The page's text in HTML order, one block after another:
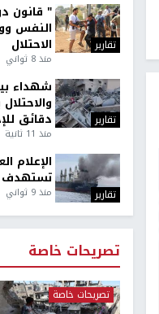
تقارير
" قانون
النفس
الاحتلال
منذ 8 ثواني
تقارير
شهداء
دقائق
منذ 11 ثانية
تقارير
الإعلام
تستهدف
منذ 9 ثواني
تصريحات خاصة
تصريحات خاصة